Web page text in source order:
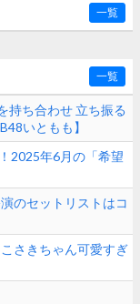
一覧
一覧
持ち合わせ 立ち振る
いともも】
2025年6月の「希望
のセットリストはコ
さきちゃん可愛すぎ